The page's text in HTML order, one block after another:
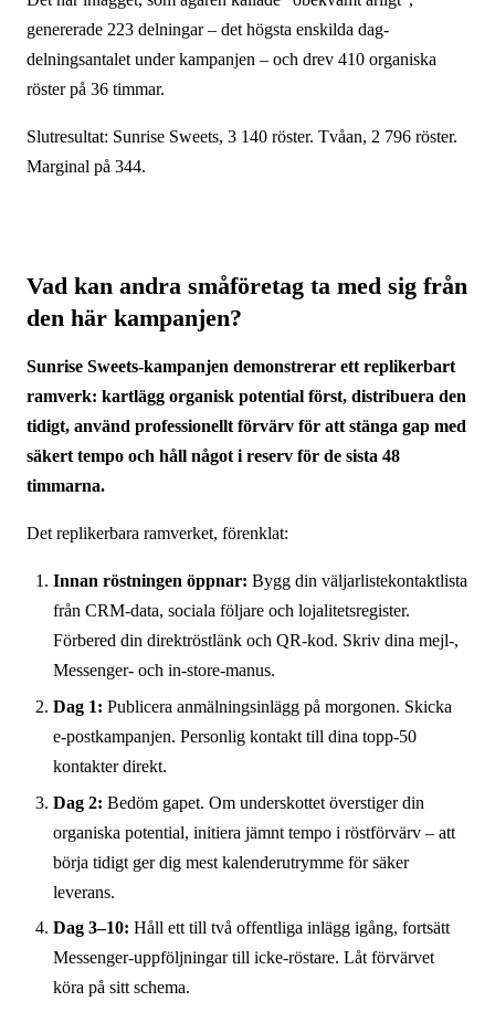
genererade 223 delningar – det högsta enskilda dag-
delningsantalet under kampanjen – och drev 410 organiska
röster på 36 timmar.
Slutresultat: Sunrise Sweets, 3 140 röster. Tvåan, 2 796 röster.
Marginal på 344.
Vad kan andra småföretag ta med sig från
den här kampanjen?
Sunrise Sweets-kampanjen demonstrerar ett replikerbart
ramverk: kartlägg organisk potential först, distribuera den
tidigt, använd professionellt förvärv för att stänga gap med
säkert tempo och håll något i reserv för de sista 48
timmarna.
Det replikerbara ramverket, förenklat:
Innan röstningen öppnar: Bygg din väljarlistekontaktlista
från CRM-data, sociala följare och lojalitetsregister.
Förbered din direktröstlänk och QR-kod. Skriv dina mejl-,
Messenger- och in-store-manus.
Dag 1: Publicera anmälningsinlägg på morgonen. Skicka
e-postkampanjen. Personlig kontakt till dina topp-50
kontakter direkt.
Dag 2: Bedöm gapet. Om underskottet överstiger din
organiska potential, initiera jämnt tempo i röstförvärv – att
börja tidigt ger dig mest kalenderutrymme för säker
leverans.
Dag 3–10: Håll ett till två offentliga inlägg igång, fortsätt
Messenger-uppföljningar till icke-röstare. Låt förvärvet
köra på sitt schema.